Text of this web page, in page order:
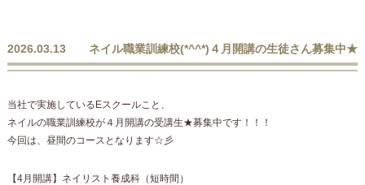
2026.03.13 ネイル職業訓練校(*^^*)４月開講の生徒さん募集中★
当社で実施しているEスクールこと、
ネイルの職業訓練校が４月開講の受講生★募集中です！！！
今回は、昼間のコースとなります☆彡
【4月開講】ネイリスト養成科（短時間）